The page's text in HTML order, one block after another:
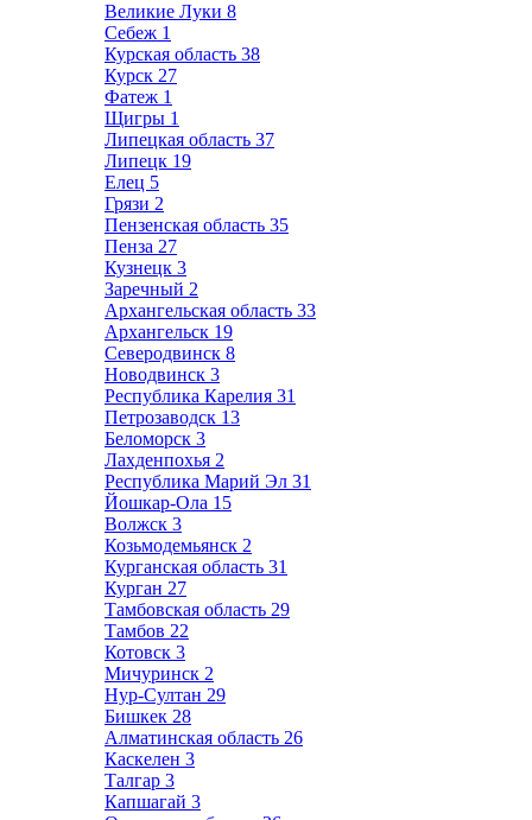
Великие Луки 8
Себеж 1
Курская область 38
Курск 27
Фатеж 1
Щигры 1
Липецкая область 37
Липецк 19
Елец 5
Грязи 2
Пензенская область 35
Пенза 27
Кузнецк 3
Заречный 2
Архангельская область 33
Архангельск 19
Северодвинск 8
Новодвинск 3
Республика Карелия 31
Петрозаводск 13
Беломорск 3
Лахденпохья 2
Республика Марий Эл 31
Йошкар-Ола 15
Волжск 3
Козьмодемьянск 2
Курганская область 31
Курган 27
Тамбовская область 29
Тамбов 22
Котовск 3
Мичуринск 2
Нур-Султан 29
Бишкек 28
Алматинская область 26
Каскелен 3
Талгар 3
Капшагай 3